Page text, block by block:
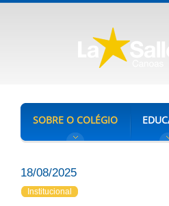
SOBRE O COLÉGIO
18/08/2025
Institucional